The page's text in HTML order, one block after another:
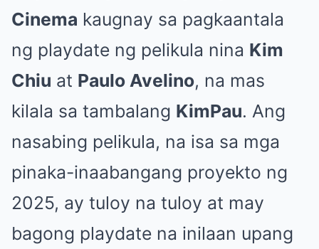
Cinema kaugnay sa pagkaantala
ng playdate ng pelikula nina Kim
Chiu at Paulo Avelino, na mas
kilala sa tambalang KimPau. Ang
nasabing pelikula, na isa sa mga
pinaka-inaabangang proyekto ng
2025, ay tuloy na tuloy at may
bagong playdate na inilaan upang